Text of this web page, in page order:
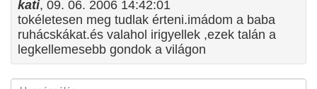
kati, 09. 06. 2006 14:42:01
tokéletesen meg tudlak érteni.imádom a baba
ruhácskákat.és valahol irigyellek ,ezek talán a
legkellemesebb gondok a világon